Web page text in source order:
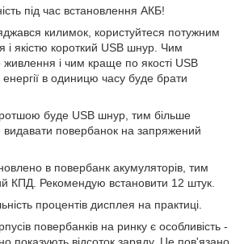
під час встановлення АКБ!
килимок, користуйтеся потужним
якістю короткий USB шнур. Чим
і чим краще по якості USB
в одиницю часу буде брати
буде USB шнур, тим більше
видавати повербанок на запряжений
в повербанк акумуляторів, тим
КПД. Рекомендую встановити 12 штук.
процентів дисплея на практиці.
повербанків на ринку є особливість -
показують відсоток заряду. Це пов'язано